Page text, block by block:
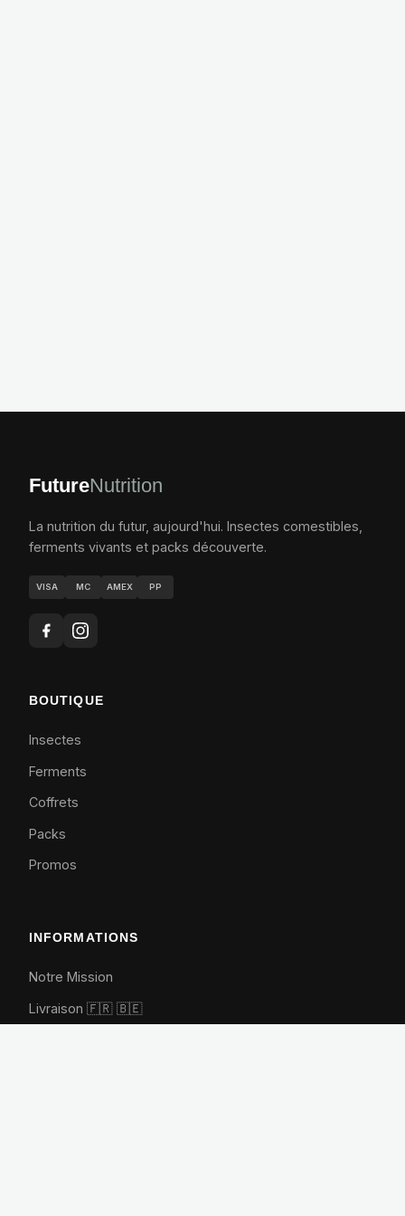
FutureNutrition
La nutrition du futur, aujourd'hui. Insectes comestibles,
ferments vivants et packs découverte.
VISA MC AMEX PP
BOUTIQUE
Insectes
Ferments
Coffrets
Packs
Promos
INFORMATIONS
Notre Mission
Livraison 🇫🇷 🇧🇪